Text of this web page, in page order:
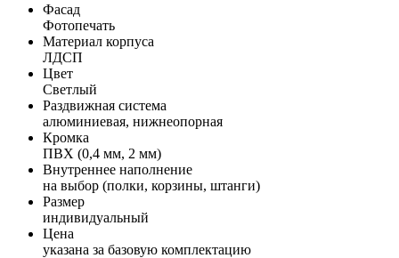
Фасад
Фотопечать
Материал корпуса
ЛДСП
Цвет
Светлый
Раздвижная система
алюминиевая, нижнеопорная
Кромка
ПВХ (0,4 мм, 2 мм)
Внутреннее наполнение
на выбор (полки, корзины, штанги)
Размер
индивидуальный
Цена
указана за базовую комплектацию